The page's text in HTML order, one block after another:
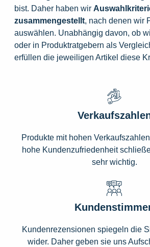
bist. Daher haben wir
zusammengestellt, nach denen wir
auswählen. Unabhängig davon, ob
oder in Produktratgebern als
erfüllen die jeweiligen Artikel diese
Produkte mit hohen
hohe Kundenzufriedenheit
sehr wichtig.
Kundenrezensionen spiegeln die
wider. Daher geben sie uns